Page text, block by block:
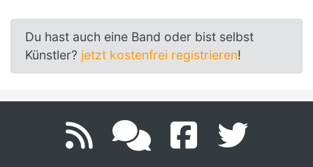
Du hast auch eine Band oder bist selbst
Künstler? jetzt kostenfrei registrieren!